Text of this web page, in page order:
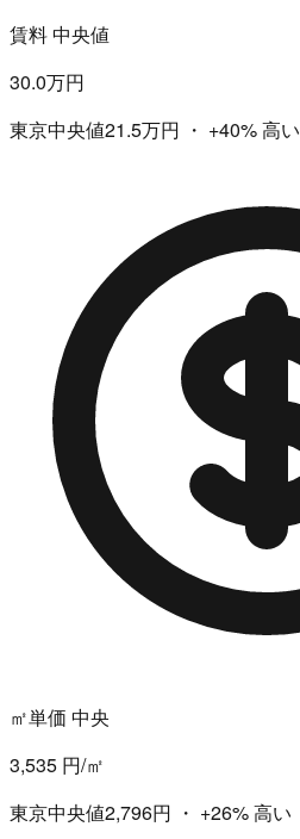
賃料 中央値
30.0万円
東京中央値21.5万円 ・ +40%高い
㎡単価 中央
3,535 円/㎡
東京中央値2,796円 ・ +26%高い